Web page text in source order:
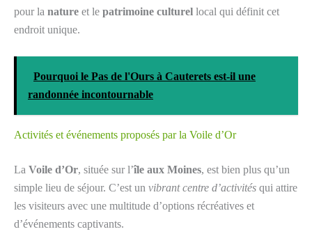
pour la nature et le patrimoine culturel local qui définit cet
endroit unique.
Pourquoi le Pas de l'Ours à Cauterets est-il une
randonnée incontournable
Activités et événements proposés par la Voile d’Or
La Voile d’Or, située sur l’île aux Moines, est bien plus qu’un
simple lieu de séjour. C’est un vibrant centre d’activités qui attire
les visiteurs avec une multitude d’options récréatives et
d’événements captivants.